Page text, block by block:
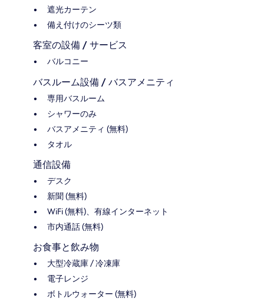
遮光カーテン
備え付けのシーツ類
客室の設備 / サービス
バルコニー
バスルーム設備 / バスアメニティ
専用バスルーム
シャワーのみ
バスアメニティ (無料)
タオル
通信設備
デスク
新聞 (無料)
WiFi (無料)、有線インターネット
市内通話 (無料)
お食事と飲み物
大型冷蔵庫 / 冷凍庫
電子レンジ
ボトルウォーター (無料)